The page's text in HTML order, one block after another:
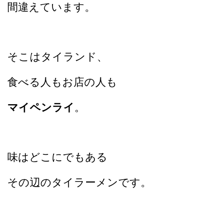
間違えています。
そこはタイランド、
食べる人もお店の人も
マイペンライ 。
味はどこにでもある
その辺のタイラーメンです。